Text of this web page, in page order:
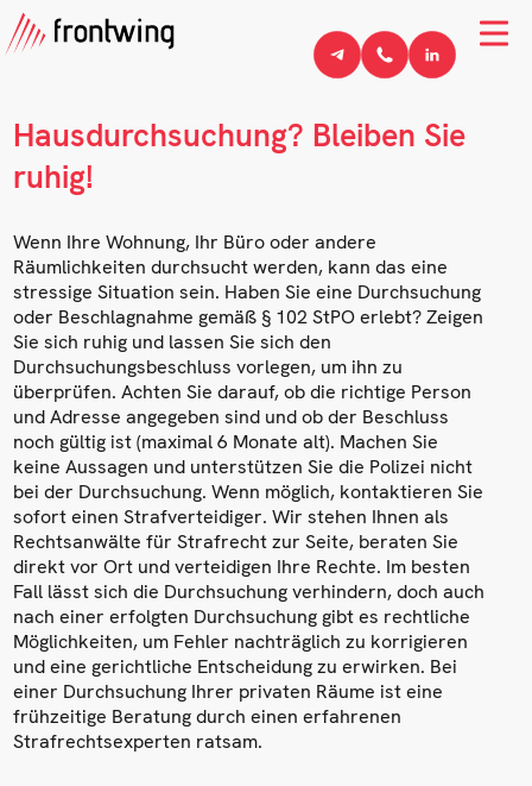
Hausdurchsuchung? Bleiben Sie
ruhig!
Wenn Ihre Wohnung, Ihr Büro oder andere
Räumlichkeiten durchsucht werden, kann das eine
stressige Situation sein. Haben Sie eine Durchsuchung
oder Beschlagnahme gemäß § 102 StPO erlebt? Zeigen
Sie sich ruhig und lassen Sie sich den
Durchsuchungsbeschluss vorlegen, um ihn zu
überprüfen. Achten Sie darauf, ob die richtige Person
und Adresse angegeben sind und ob der Beschluss
noch gültig ist (maximal 6 Monate alt). Machen Sie
keine Aussagen und unterstützen Sie die Polizei nicht
bei der Durchsuchung. Wenn möglich, kontaktieren Sie
sofort einen Strafverteidiger. Wir stehen Ihnen als
Rechtsanwälte für Strafrecht zur Seite, beraten Sie
direkt vor Ort und verteidigen Ihre Rechte. Im besten
Fall lässt sich die Durchsuchung verhindern, doch auch
nach einer erfolgten Durchsuchung gibt es rechtliche
Möglichkeiten, um Fehler nachträglich zu korrigieren
und eine gerichtliche Entscheidung zu erwirken. Bei
einer Durchsuchung Ihrer privaten Räume ist eine
frühzeitige Beratung durch einen erfahrenen
Strafrechtsexperten ratsam.